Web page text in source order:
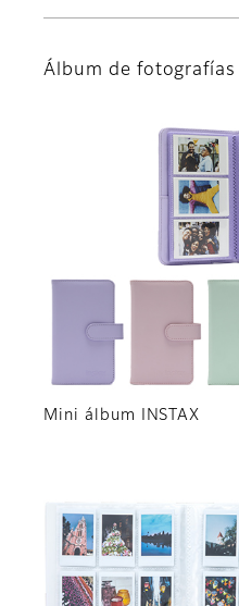
Álbum de fotografías
Mini álbum INSTAX